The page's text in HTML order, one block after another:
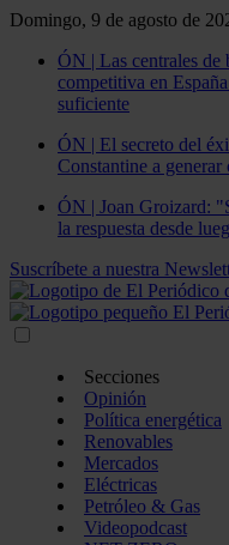
Domingo, 9 de agosto de
ÓN | Las centrales de
competitiva en
suficiente
ÓN | El secreto del
Constantine a
ÓN | Joan Groizard:
la respuesta desde
Suscríbete a nuestra
Secciones
Opinión
Política energética
Renovables
Mercados
Eléctricas
Petróleo & Gas
Videopodcast